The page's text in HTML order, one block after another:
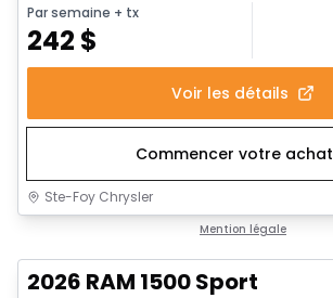
Par semaine + tx
242 $
Voir les détails
Commencer votre achat
Ste-Foy Chrysler
Mention légale
2026 RAM 1500 Sport